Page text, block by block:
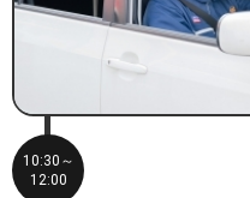
10:30～
12:00